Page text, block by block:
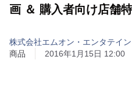
画 ＆ 購入者向け店舗
株式会社エムオン・エンタテイン
商品
2016年1月15日 12:00